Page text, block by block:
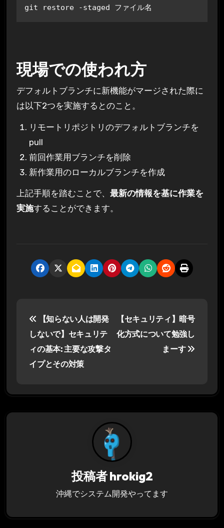
git restore -staged ファイル名
現場での使われ方
デフォルトブランチに新機能がマージされた際に
は以下2つを実施するとのこと。
リモートリポジトリのデフォルトブランチを
pull
前回作業用ブランチを削除
新作業用のローカルブランチを作成
上記手順を踏むことで、 最新の情報を基に作業を
実施することができます。
稿
ナ
ビ
ゲ
ー
【知らない人は開発
しないで】セキュリテ
ィの基本: 主要な攻撃タ
イプとその対策
【セキュリティ】暗号
化方式について勉強し
まーす
投稿者hrokig2
沖縄でシステム開発やってます